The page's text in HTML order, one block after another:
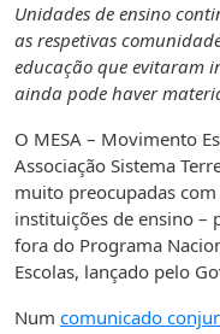
Unidades de ensino
as respetivas
educação que evitaram
ainda pode haver
O MESA – Movimento
Associação Sistema
muito preocupadas
instituições de ensino –
fora do Programa
Escolas, lançado pelo
Num comunicado